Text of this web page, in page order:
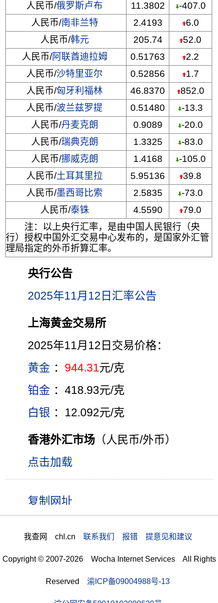
人民币/俄罗斯卢布 11.3802
-407.0
人民币/南非兰特 2.4193
6.0
人民币/韩元 205.74
52.0
人民币/阿联酋迪拉姆 0.51763
2.2
人民币/沙特里亚尔 0.52856
1.7
人民币/匈牙利福林 46.8370
852.0
人民币/波兰兹罗提 0.51480
-13.3
人民币/丹麦克朗 0.9089
-20.0
人民币/瑞典克朗 1.3325
-83.0
人民币/挪威克朗 1.4168
-105.0
人民币/土耳其里拉 5.95136
39.8
人民币/墨西哥比索 2.5835
-73.0
人民币/泰铢 4.5590
79.0
注：以上央行汇率，是由中国人民银行（央
行）授权中国外汇交易中心发布的，是国家外汇管
理局指定的外币折算汇率。
央行公告
2025年11月12日汇率公告
上海黄金交易所
2025年11月12日交易价格：
黄金 ： 944.31元/克
铂金 ：418.93元/克
白银 ：12.092元/克
香港外汇市场 （人民币/外币）
点击加载
我查网 chl.cn 联系我们 报错 提意见和建议
Copyright © 2007-2026 Wocha Internet Services All Rights
Reserved 渝ICP备09004988号-13